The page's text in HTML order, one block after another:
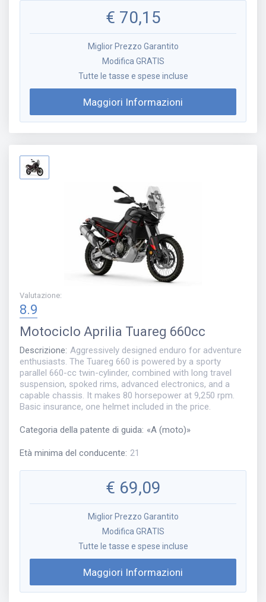
€ 70,15
Miglior Prezzo Garantito
Modifica GRATIS
Tutte le tasse e spese incluse
Maggiori Informazioni
Valutazione:
8.9
Motociclo Aprilia Tuareg 660cc
Descrizione: Aggressively designed enduro for adventure
enthusiasts. The Tuareg 660 is powered by a sporty
parallel 660-cc twin-cylinder, combined with long travel
suspension, spoked rims, advanced electronics, and a
capable chassis. It makes 80 horsepower at 9,250 rpm.
Basic insurance, one helmet included in the price.
Categoria della patente di guida: «A (moto)»
Età minima del conducente: 21
€ 69,09
Miglior Prezzo Garantito
Modifica GRATIS
Tutte le tasse e spese incluse
Maggiori Informazioni